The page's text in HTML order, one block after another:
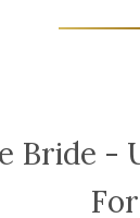
Bride -